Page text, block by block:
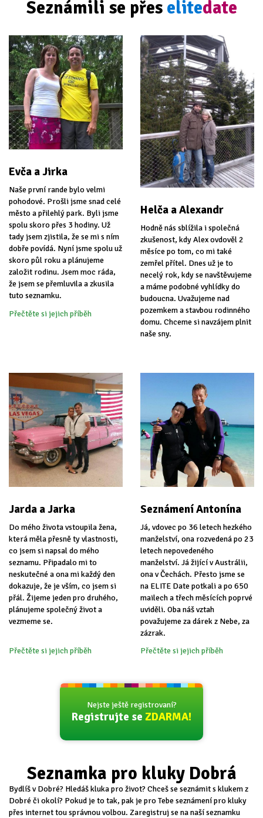
Seznámili se přes elitedate
Evča a Jirka
Naše první rande bylo velmi
pohodové. Prošli jsme snad celé
město a přilehlý park. Byli jsme
spolu skoro přes 3 hodiny. Už
tady jsem zjistila, že se mi s ním
dobře povídá. Nyní jsme spolu už
skoro půl roku a plánujeme
založit rodinu. Jsem moc ráda,
že jsem se přemluvila a zkusila
tuto seznamku.
Přečtěte si jejich příběh
Helča a Alexandr
Hodně nás sblížila i společná
zkušenost, kdy Alex ovdověl 2
měsíce po tom, co mi také
zemřel přítel. Dnes už je to
necelý rok, kdy se navštěvujeme
a máme podobné vyhlídky do
budoucna. Uvažujeme nad
pozemkem a stavbou rodinného
domu. Chceme si navzájem plnit
naše sny.
Jarda a Jarka
Do mého života vstoupila žena,
která měla přesně ty vlastnosti,
co jsem si napsal do mého
seznamu. Připadalo mi to
neskutečné a ona mi každý den
dokazuje, že je vším, co jsem si
přál. Žijeme jeden pro druhého,
plánujeme společný život a
vezmeme se.
Přečtěte si jejich příběh
Seznámení Antonína
Já, vdovec po 36 letech hezkého
manželství, ona rozvedená po 23
letech nepovedeného
manželství. Já žijící v Austrálii,
ona v Čechách. Přesto jsme se
na ELITE Date potkali a po 650
mailech a třech měsících poprvé
uviděli. Oba náš vztah
považujeme za dárek z Nebe, za
zázrak.
Přečtěte si jejich příběh
Nejste ještě registrovaní?
Registrujte se ZDARMA!
Seznamka pro kluky Dobrá
Bydlíš v Dobré? Hledáš kluka pro život? Chceš se seznámit s klukem z
Dobré či okolí? Pokud je to tak, pak je pro Tebe seznámení pro kluky
přes internet tou správnou volbou. Zaregistruj se na naší seznamku